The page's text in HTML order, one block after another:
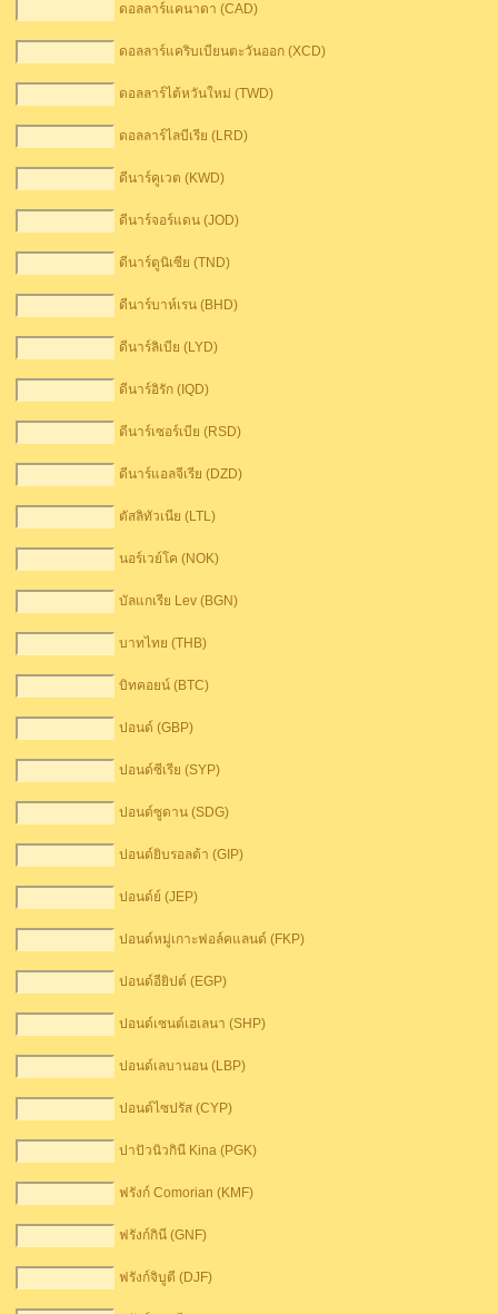
ดอลลาร์แคนาดา (CAD)
ดอลลาร์แคริบเบียนตะวันออก (XCD)
ดอลลาร์ไต้หวันใหม่ (TWD)
ดอลลาร์ไลบีเรีย (LRD)
ดีนาร์คูเวต (KWD)
ดีนาร์จอร์แดน (JOD)
ดีนาร์ตูนิเซีย (TND)
ดีนาร์บาห์เรน (BHD)
ดีนาร์ลิเบีย (LYD)
ดีนาร์อิรัก (IQD)
ดีนาร์เซอร์เบีย (RSD)
ดีนาร์แอลจีเรีย (DZD)
ตัสลิทัวเนีย (LTL)
นอร์เวย์โค (NOK)
บัลแกเรีย Lev (BGN)
บาทไทย (THB)
บิทคอยน์ (BTC)
ปอนด์ (GBP)
ปอนด์ซีเรีย (SYP)
ปอนด์ซูดาน (SDG)
ปอนด์ยิบรอลต้า (GIP)
ปอนด์ย์ (JEP)
ปอนด์หมู่เกาะฟอล์คแลนด์ (FKP)
ปอนด์อียิปต์ (EGP)
ปอนด์เซนต์เฮเลนา (SHP)
ปอนด์เลบานอน (LBP)
ปอนด์ไซปรัส (CYP)
ปาปัวนิวกินี Kina (PGK)
ฟรังก์ Comorian (KMF)
ฟรังก์กินี (GNF)
ฟรังก์จิบูตี (DJF)